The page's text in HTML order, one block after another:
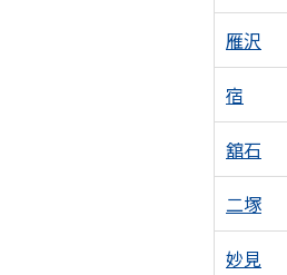
雁沢
宿
舘石
二塚
妙見